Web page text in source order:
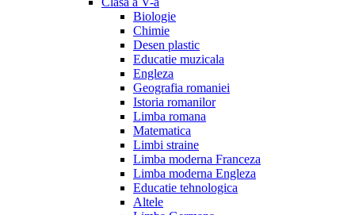
Biologie
Chimie
Desen plastic
Educatie muzicala
Engleza
Geografia romaniei
Istoria romanilor
Limba romana
Matematica
Limbi straine
Limba moderna Franceza
Limba moderna Engleza
Educatie tehnologica
Altele